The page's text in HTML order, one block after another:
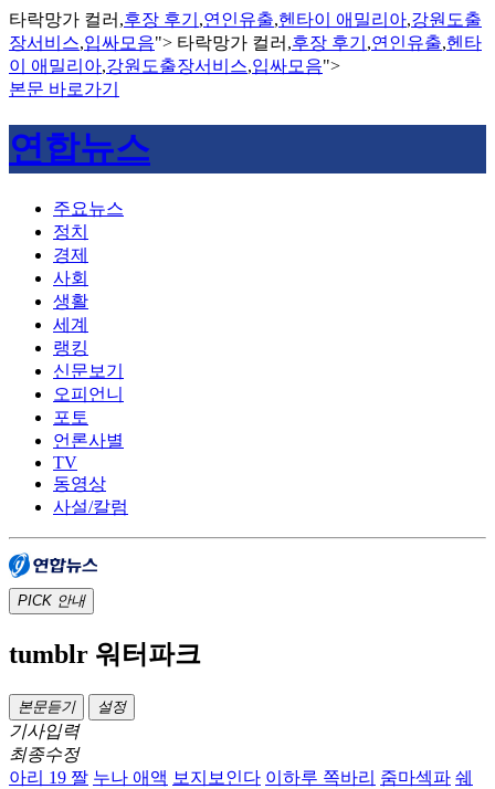
타락망가 컬러,후장 후기 ,연인유출,헨타이 애밀리아,강원도출
장서비스,입싸모음"> 타락망가 컬러,후장 후기 ,연인유출,헨타
이 애밀리아,강원도출장서비스,입싸모음">
본문 바로가기
연합뉴스
주요뉴스
정치
경제
사회
생활
세계
랭킹
신문보기
오피언니
포토
언론사별
TV
동영상
사설/칼럼
PICK 안내
tumblr 워터파크
본문듣기 설정
기사입력
최종수정
아리 19 짤 누나 애액 보지보인다 이하루 쪽바리 줌마섹파 쉐